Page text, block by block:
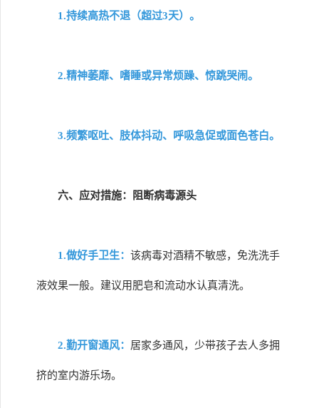
1.持续高热不退（超过3天）。
2.精神萎靡、嗜睡或异常烦躁、惊跳哭闹。
3.频繁呕吐、肢体抖动、呼吸急促或面色苍白。
六、应对措施：阻断病毒源头
1.做好手卫生： 该病毒对酒精不敏感，免洗洗手
液效果一般。建议用肥皂和流动水认真清洗。
2.勤开窗通风： 居家多通风，少带孩子去人多拥
挤的室内游乐场。